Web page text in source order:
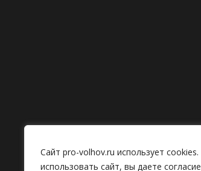
Сайт pro-volhov.ru использует
использовать сайт, вы даете